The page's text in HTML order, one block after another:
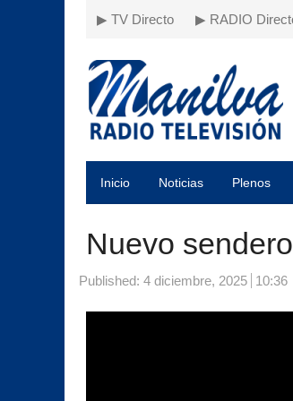
▶ TV Directo ▶ RADIO
Inicio Noticias Plenos
Nuevo
Published: 4 diciembre, 2025 10:36